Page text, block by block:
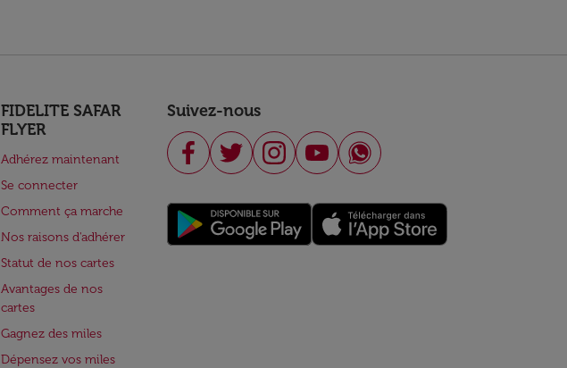
FIDELITE SAFAR
FLYER
Adhérez maintenant
Se connecter
Comment ça marche
Nos raisons d'adhérer
Statut de nos cartes
Avantages de nos
cartes
Gagnez des miles
Dépensez vos miles
Suivez-nous